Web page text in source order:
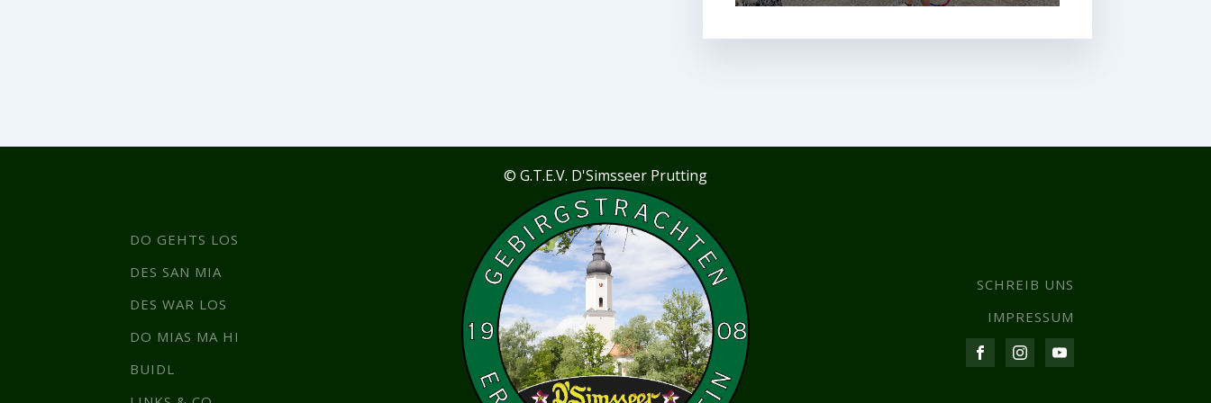
DO GEHTS LOS
DES SAN MIA
DES WAR LOS
DO MIAS MA HI
BUIDL
© G.T.E.V. D'Simsseer Prutting
SCHREIB UNS
IMPRESSUM